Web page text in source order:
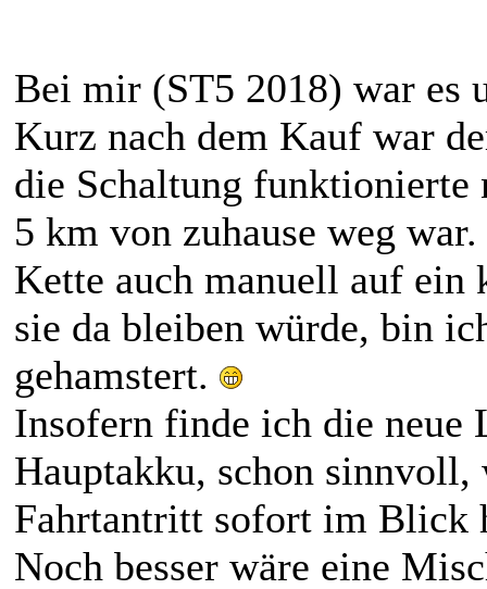
Bei mir (ST5 2018) war es
Kurz nach dem Kauf war
die Schaltung funktionierte
5 km von zuhause weg
Kette auch manuell auf ein
sie da bleiben würde, bin
gehamstert.
Insofern finde ich die neue
Hauptakku, schon
Fahrtantritt sofort im Blick
Noch besser wäre eine